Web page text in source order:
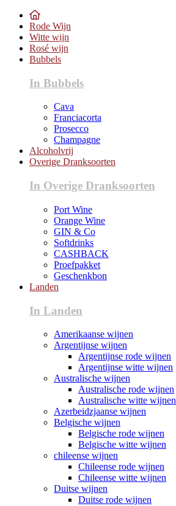
Rode Wijn
Witte wijn
Rosé wijn
Bubbels
In Bubbels
Cava
Franciacorta
Prosecco
Champagne
Alcoholvrij
Overige Dranksoorten
In Overige Dranksoorten
Port Wine
Orange Wine
GIN & Co
Softdrinks
CASHBACK
Proefpakket
Geschenkbon
Landen
In Landen
Amerikaanse wijnen
Argentijnse wijnen
Argentijnse rode wijnen
Argentijnse witte wijnen
Australische wijnen
Australische rode wijnen
Australische witte wijnen
Azerbeidzjaanse wijnen
Belgische wijnen
Belgische rode wijnen
Belgische witte wijnen
chileense wijnen
Chileense rode wijnen
Chileense witte wijnen
Duitse wijnen
Duitse rode wijnen